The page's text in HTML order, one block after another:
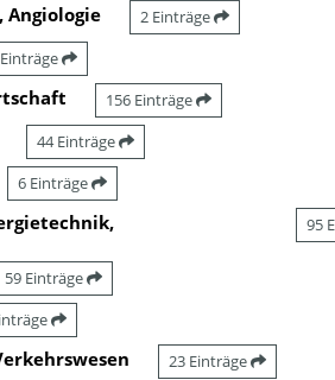
Angiologie 2 Einträge
156 Einträge
44 Einträge
6 Einträge
95
59 Einträge
23 Einträge